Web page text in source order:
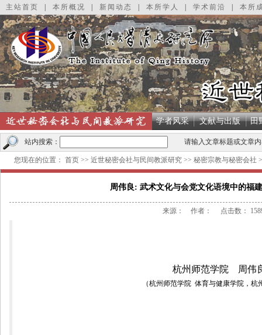
主站首页 本所概况 新闻动态 本所学人 学术前沿 本所
学者风采 文献与出版 田
站内搜索： 请输入文章标题或文章
您现在的位置： 首页 >> 近世秘密会社与民间教派研究 >> 秘密宗教与秘密会社
周伟良: 武术文化与会党文化语境中的福
来源： 作者： 点击数：
杭州师范学院 周伟
（杭州师范学院 体育与健康学院，杭